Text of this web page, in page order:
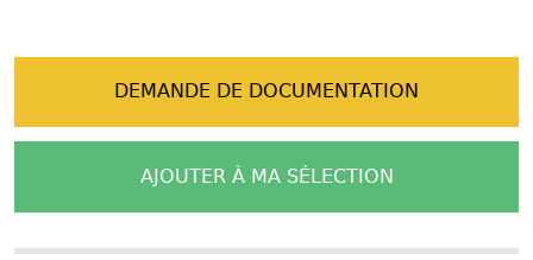
DEMANDE DE DOCUMENTATION
AJOUTER À MA SÉLECTION